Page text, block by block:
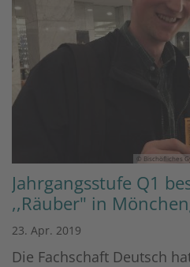
© Bischöfliches
Jahrgangsstufe Q1
,,Räuber" in
23. Apr. 2019
Die Fachschaft Deutsch